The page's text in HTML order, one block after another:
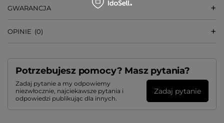
GWARANCJA
OPINIE (0)
Potrzebujesz pomocy? Masz pytania?
Zadaj pytanie a my odpowiemy
niezwłocznie, najciekawsze pytania i
odpowiedzi publikując dla innych.
Zadaj pytanie